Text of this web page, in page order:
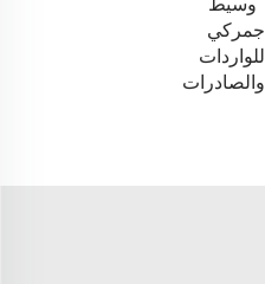
جمركي
للواردات
والصادرات